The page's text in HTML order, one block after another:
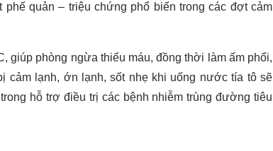
quản – triệu chứng phổ biến trong các đợt cảm
giúp phòng ngừa thiếu máu, đồng thời làm ấm phổi,
lạnh, ớn lạnh, sốt nhẹ khi uống nước tía tô sẽ
hỗ trợ điều trị các bệnh nhiễm trùng đường tiêu